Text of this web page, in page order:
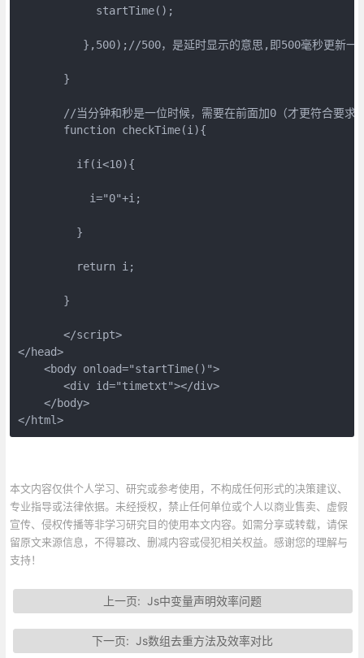
            startTime();
},500);//500，是延时显示的意思,即500毫秒更新一
       }
//当分钟和秒是一位时候，需要在前面加0（才更符合要求
       function checkTime(i){
         if(i<10){
           i="0"+i;
         }
         return i;
       }
       </script>
</head>
    <body onload="startTime()">
       <div id="timetxt"></div>
    </body>
</html>
本文内容仅供个人学习、研究或参考使用，不构成任何形式的决策建议、
专业指导或法律依据。未经授权，禁止任何单位或个人以商业售卖、虚假
宣传、侵权传播等非学习研究目的使用本文内容。如需分享或转载，请保
留原文来源信息，不得篡改、删减内容或侵犯相关权益。感谢您的理解与
支持！
上一页:Js中变量声明效率问题
下一页:Js数组去重方法及效率对比